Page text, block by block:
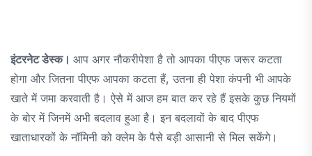
इंटरनेट डेस्क। आप अगर नौकरीपेशा है तो आपका पीएफ जरूर कटता
होगा और जितना पीएफ आपका कटता हैं, उतना ही पेशा कंपनी भी आपके
खाते में जमा करवाती है। ऐसे में आज हम बात कर रहे हैं इसके कुछ नियमों
के बोर में जिनमें अभी बदलाव हुआ है। इन बदलावों के बाद पीएफ
खाताधारकों के नॉमिनी को क्लेम के पैसे बड़ी आसानी से मिल सकेंगे।